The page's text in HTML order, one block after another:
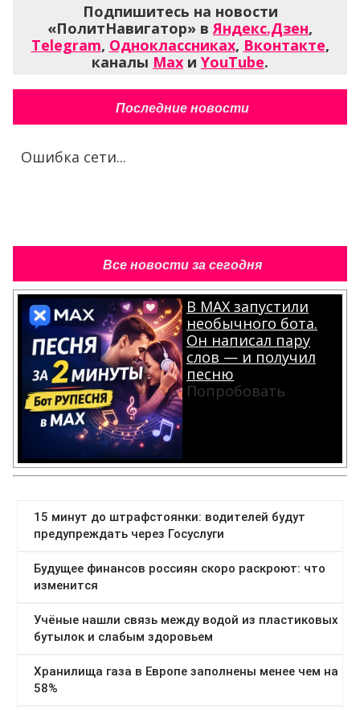
Подпишитесь на новости
«ПолитНавигатор» вЯндекс.Дзен,
Telegram, Одноклассниках, Вконтакте,
каналы Max и YouTube.
Последние новости
Ошибка сети...
Все новости за сегодня
В MAX запустили
необычного бота.
Он написал пару
слов — и получил
песню
Попробовать